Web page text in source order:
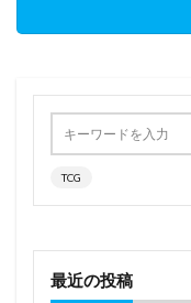
TCG
最近の投稿